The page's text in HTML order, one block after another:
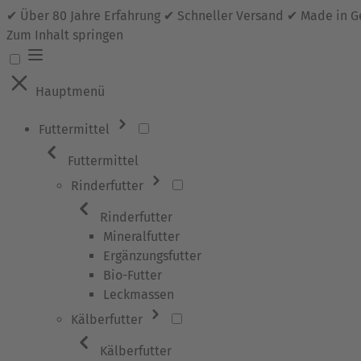
✔ Über 80 Jahre Erfahrung ✔ Schneller Versand ✔ Made in
Zum Inhalt springen
Hauptmenü
Futtermittel
Futtermittel
Rinderfutter
Rinderfutter
Mineralfutter
Ergänzungsfutter
Bio-Futter
Leckmassen
Kälberfutter
Kälberfutter